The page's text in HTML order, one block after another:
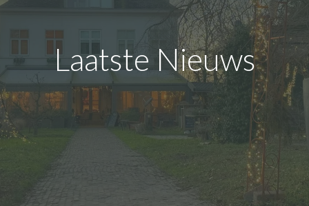
Laatste Nieuws